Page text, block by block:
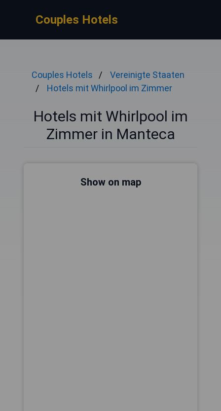
Couples Hotels
Couples Hotels
Vereinigte Staaten
Hotels mit Whirlpool im Zimmer
Hotels mit Whirlpool im
Zimmer in Manteca
Show on map